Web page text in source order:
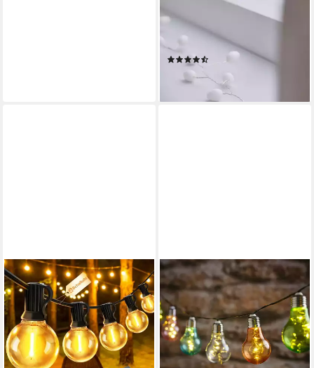
LIGHTS4FUN
LED-Lichterkette Cluster
Micro Lichterkette Beeren
24,99 €
lieferbar - in 3-4 Werktagen bei dir